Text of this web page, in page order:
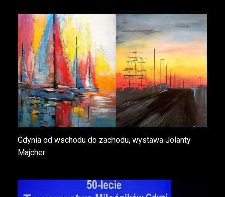
Gdynia od wschodu do zachodu, wystawa Jolanty
Majcher